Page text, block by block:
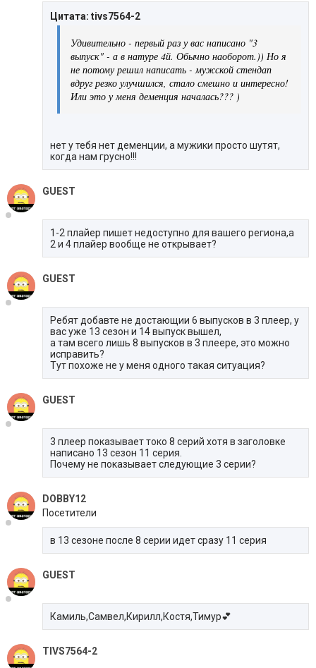
Цитата: tivs7564-2
Удивительно - первый раз у вас написано "3
выпуск" - а в натуре 4й. Обычно наоборот.)) Но я
не потому решил написать - мужской стендап
вдруг резко улучшился, стало смешно и интересно!
Или это у меня деменция началась??? )
нет у тебя нет деменции, а мужики просто шутят,
когда нам грусно!!!
GUEST
1-2 плайер пишет недоступно для вашего региона,а
2 и 4 плайер вообще не открывает?
GUEST
Ребят добавте не достающии 6 выпусков в 3 плеер, у
вас уже 13 сезон и 14 выпуск вышел,
а там всего лишь 8 выпусков в 3 плеере, это можно
исправить?
Тут похоже не у меня одного такая ситуация?
GUEST
3 плеер показывает токо 8 серий хотя в заголовке
написано 13 сезон 11 серия.
Почему не показывает следующие 3 серии?
DOBBY12
Посетители
в 13 сезоне после 8 серии идет сразу 11 серия
GUEST
Камиль,Самвел,Кирилл,Костя,Тимур💕
TIVS7564-2